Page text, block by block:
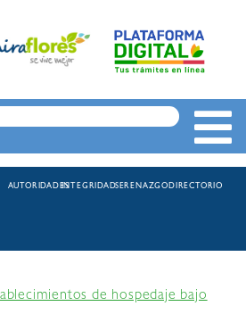
AUTORIDADESINTEGRIDADSERENAZGODIRECTORIO
de hospedaje bajo